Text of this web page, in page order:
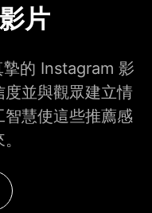
片
的 Instagram 影
度並與觀眾建立情
慧使這些推薦感